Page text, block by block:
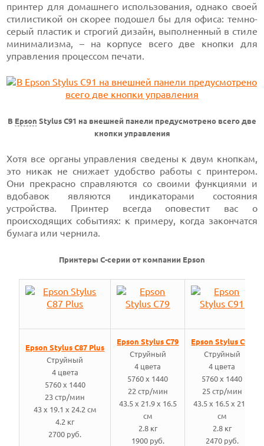
принтер для домашнего использования, однако своей
стилистикой он скорее подошел бы для офиса: темно-
серый пластик и строгий дизайн, выполненный в стиле
минимализма, – на корпусе всего две кнопки для
управления процессом печати.
В Epson Stylus C91 на внешней панели предусмотрено всего две
кнопки управления
Хотя все органы управления сведены к двум кнопкам,
это никак не снижает удобство работы с принтером.
Они прекрасно справляются со своими функциями и
вдобавок являются индикаторами состояния
устройства. Принтер всегда оповестит вас о
происходящих событиях: к примеру, когда закончатся
бумага или чернила.
Принтеры C-серии от компании Epson
Epson Stylus C87 Plus
Струйный
4 цвета
5760 x 1440
23 стр/мин
43 x 19.1 x 24.2 см
4.2 кг
2700 руб.
Epson Stylus C79
Струйный
4 цвета
5760 x 1440
22 стр/мин
43.5 x 21.9 x 16.5
см
2.8 кг
1900 руб.
Epson Stylus C91
Струйный
4 цвета
5760 x 1440
25 стр/мин
43.5 x 16.5 x 21.9
см
2.8 кг
2470 руб.